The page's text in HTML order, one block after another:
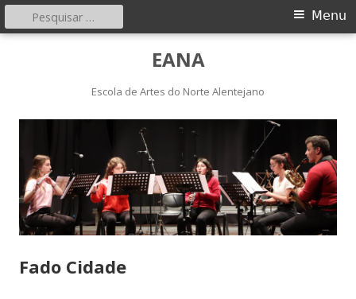
EANA
Escola de Artes do Norte Alentejano
Menu
principal
Menu
Pesquisar
por:
Fado Cidade